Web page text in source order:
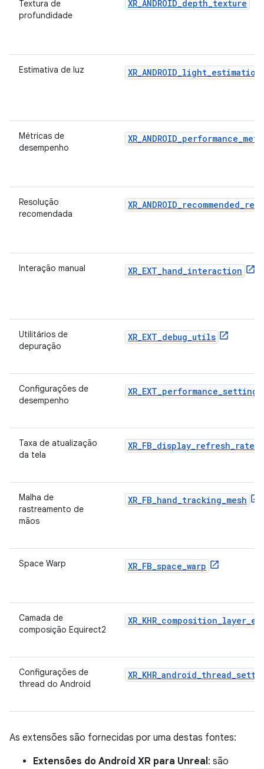
Textura de
profundidade
XR_ANDROID_depth_texture
Estimativa de luz XR_ANDROID_light_estimation
Métricas de
desempenho
Resolução
recomendada
Interação manual XR_EXT_hand_interaction
Utilitários de
depuração
XR_EXT_debug_utils
Configurações de
desempenho
XR_EXT_performance_settings
Taxa de atualização
da tela
XR_FB_display_refresh_rate
Malha de
rastreamento de
mãos
XR_FB_hand_tracking_mesh
Space Warp XR_FB_space_warp
Camada de
composição Equirect2
Configurações de
thread do Android
As extensões são fornecidas por uma destas fontes:
Extensões do Android XR para Unreal: são